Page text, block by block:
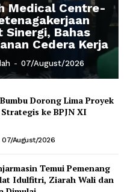
Medical Centre-
Sinergi, Bahas
Cedera Kerja
- 07/August/2026
Dorong Lima Proyek
ke BPJN XI
07/August/2026
Temui Pemenang
Idulfitri, Ziarah Wali dan